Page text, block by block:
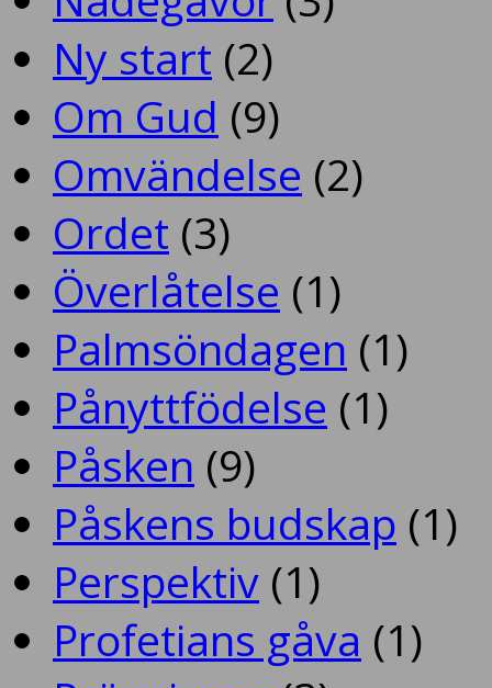
Ny start (2)
Om Gud (9)
Omvändelse (2)
Ordet (3)
Överlåtelse (1)
Palmsöndagen (1)
Pånyttfödelse (1)
Påsken (9)
Påskens budskap (1)
Perspektiv (1)
Profetians gåva (1)